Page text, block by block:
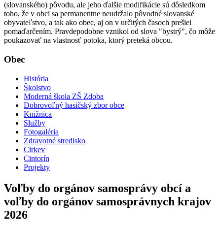
(slovanského) pôvodu, ale jeho ďalšie modifikácie sú dôsledkom
toho, že v obci sa permanentne neudržalo pôvodné slovanské
obyvateľstvo, a tak ako obec, aj on v určitých časoch prešiel
pomaďarčením. Pravdepodobne vznikol od slova "bystrý", čo môže
poukazovať na vlastnosť potoka, ktorý preteká obcou.
Obec
História
Školstvo
Moderná škola ZŠ Zdoba
Dobrovoľný hasičský zbor obce
Knižnica
Služby
Fotogaléria
Zdravotné stredisko
Cirkev
Cintorín
Projekty
Voľby do orgánov samosprávy obcí a
voľby do orgánov samosprávnych krajov
2026